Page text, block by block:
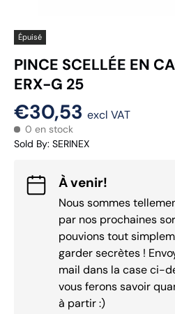
Épuisé
PINCE SCELLÉE EN
ERX-G 25
€30,53 excl VAT
0 en stock
Sold By: SERINEX
À venir!
Nous sommes
par nos prochaines
pouvions tout
garder secrètes !
mail dans la case ci-
vous ferons savoir
à partir :)